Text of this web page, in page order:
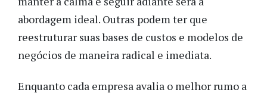
abordagem ideal. Outras podem ter que
reestruturar suas bases de custos e modelos de
negócios de maneira radical e imediata.
Enquanto cada empresa avalia o melhor rumo a